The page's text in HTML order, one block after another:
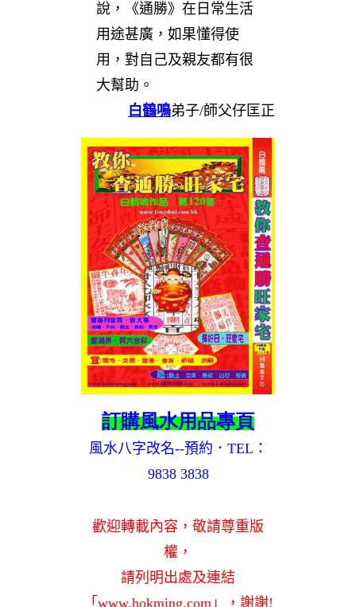
說，《通勝》在日常生活
用途甚廣，如果懂得使
用，對自己及親友都有很
大幫助。
白鶴鳴弟子/師父仔匡正
訂購風水用品專頁
風水八字改名--預約．TEL：
9838 3838
歡迎轉載內容，敬請尊重版
權，
請列明出處及連結
「www.hokming.com」，謝謝!